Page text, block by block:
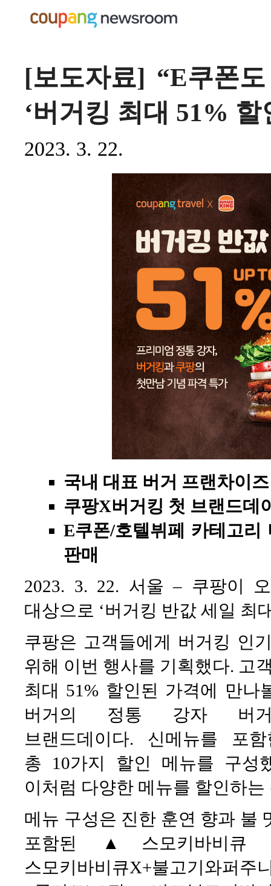
[보도자료] “E쿠폰
‘버거킹 최대 51%
2023. 3. 22.
국내 대표 버거 프랜차이
쿠팡X버거킹 첫 브랜드
E쿠폰/호텔뷔페 카테고
판매
2023. 3. 22. 서울 – 쿠팡이
대상으로 ‘버거킹 반값 세일
쿠팡은 고객들에게 버거킹 인
위해 이번 행사를 기획했다. 고
최대 51% 할인된 가격에 만
버거의 정통 강자 버
브랜드데이다. 신메뉴를 포
총 10가지 할인 메뉴를 구성
이처럼 다양한 메뉴를 할인하
메뉴 구성은 진한 훈연 향과 불
포함된 ▲스모키바비큐
스모키바비큐X+불고기와퍼주